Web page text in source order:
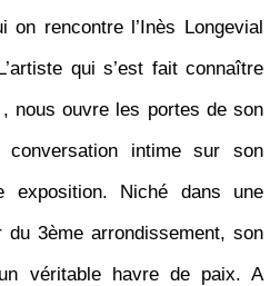
on rencontre l’Inès Longevial
qui s’est fait connaître
nous ouvre les portes de son
conversation intime sur son
exposition. Niché dans une
3ème arrondissement, son
véritable havre de paix. A